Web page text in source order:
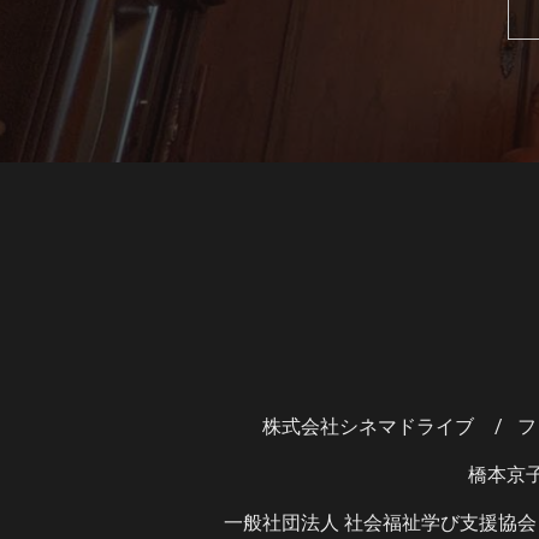
株式会社シネマドライブ
橋本京
一般社団法人 社会福祉学び支援協